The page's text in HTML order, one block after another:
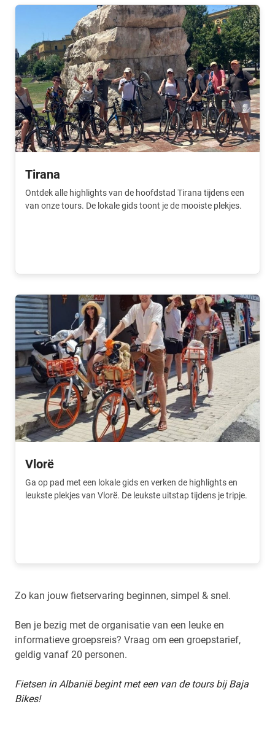
Tirana
Ontdek alle highlights van de hoofdstad Tirana tijdens een
van onze tours. De lokale gids toont je de mooiste plekjes.
Vlorë
Ga op pad met een lokale gids en verken de highlights en
leukste plekjes van Vlorë. De leukste uitstap tijdens je tripje.
Zo kan jouw fietservaring beginnen, simpel & snel.
Ben je bezig met de organisatie van een leuke en
informatieve groepsreis? Vraag om een groepstarief,
geldig vanaf 20 personen.
Fietsen in Albanië begint met een van de tours bij Baja
Bikes!